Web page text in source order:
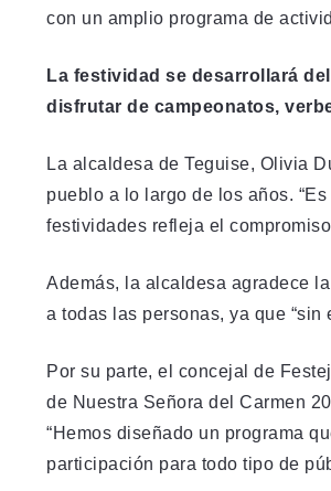
con un amplio programa de
La festividad se desarrollará
disfrutar de campeonatos,
La alcaldesa de Teguise, Olivia
pueblo a lo largo de los años.
festividades refleja el
Además, la alcaldesa agradece
a todas las personas, ya que
Por su parte, el concejal de
de Nuestra Señora del Carmen
“Hemos diseñado un programa
participación para todo tipo de